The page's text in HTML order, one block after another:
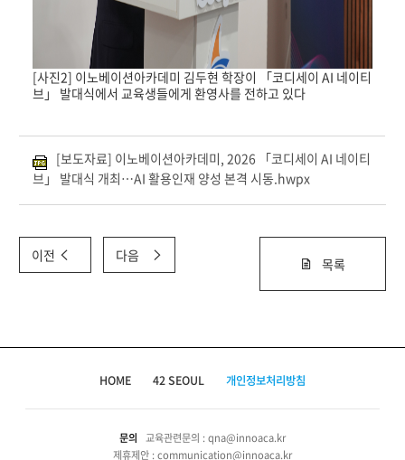
[사진2] 이노베이션아카데미 김두현 학장이 「코디세이 AI 네이티
브」 발대식에서 교육생들에게 환영사를 전하고 있다
[보도자료] 이노베이션아카데미, 2026 「코디세이 AI 네이티
브」 발대식 개최…AI 활용인재 양성 본격 시동.hwpx
이전 다음 목록
HOME 42 SEOUL 개인정보처리방침
문의 교육관련문의 : qna@innoaca.kr
제휴제안 : communication@innoaca.kr